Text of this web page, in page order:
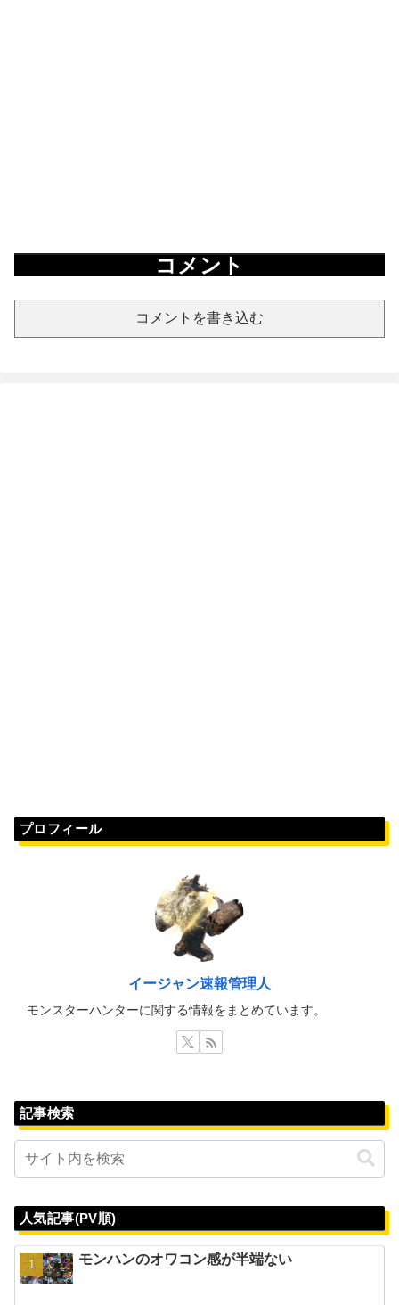
コメント
コメントを書き込む
プロフィール
イージャン速報管理人
モンスターハンターに関する情報をまとめています。
記事検索
人気記事(PV順)
モンハンのオワコン感が半端ない